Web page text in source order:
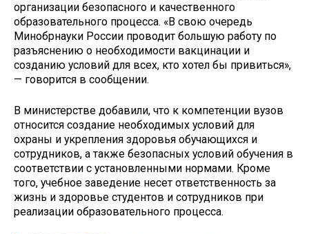
организации безопасного и качественного
образовательного процесса. «В свою очередь
Минобрнауки России проводит большую работу по
разъяснению о необходимости вакцинации и
созданию условий для всех, кто хотел бы привиться»,
— говорится в сообщении.
В министерстве добавили, что к компетенции вузов
относится создание необходимых условий для
охраны и укрепления здоровья обучающихся и
сотрудников, а также безопасных условий обучения в
соответствии с установленными нормами. Кроме
того, учебное заведение несет ответственность за
жизнь и здоровье студентов и сотрудников при
реализации образовательного процесса.